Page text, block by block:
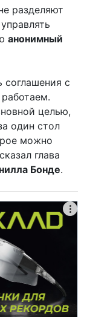
разделяют
анонимный
соглашения с
целью,
один стол
можно
глава
Бонде.